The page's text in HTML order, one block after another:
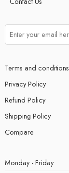
Terms and conditions
Privacy Policy
Refund Policy
Shipping Policy
Compare
Monday - Friday